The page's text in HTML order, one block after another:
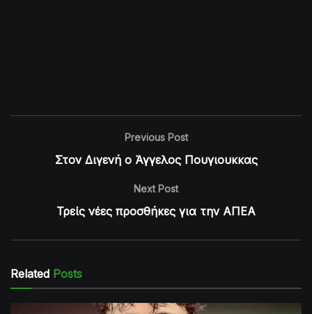
Previous Post
Στον Διγενή ο Άγγελος Πουγιουκκας
Next Post
Τρείς νέες προσθήκες για την ΑΠΕΑ
Related Posts